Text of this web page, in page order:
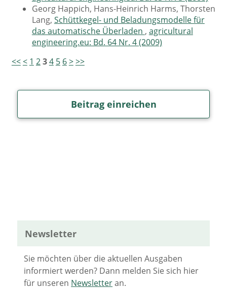
Georg Happich, Hans-Heinrich Harms, Thorsten
Lang, Schüttkegel- und Beladungsmodelle für
das automatische Überladen , agricultural
engineering.eu: Bd. 64 Nr. 4 (2009)
<<< 1 234 5 6>>>
Beitrag einreichen
Newsletter
Sie möchten über die aktuellen Ausgaben
informiert werden? Dann melden Sie sich hier
für unseren Newsletteran.